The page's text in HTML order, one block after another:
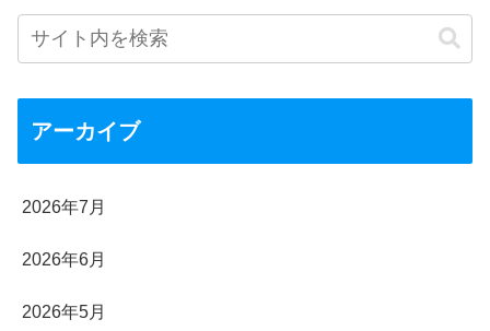
アーカイブ
2026年7月
2026年6月
2026年5月